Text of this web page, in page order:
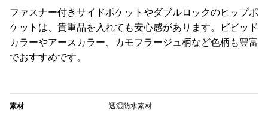
ファスナー付きサイドポケットやダブルロックのヒップポ
ケットは、貴重品を入れても安心感があります。ビビッド
カラーやアースカラー、カモフラージュ柄など色柄も豊富
でおすすめです。
素材 透湿防水素材